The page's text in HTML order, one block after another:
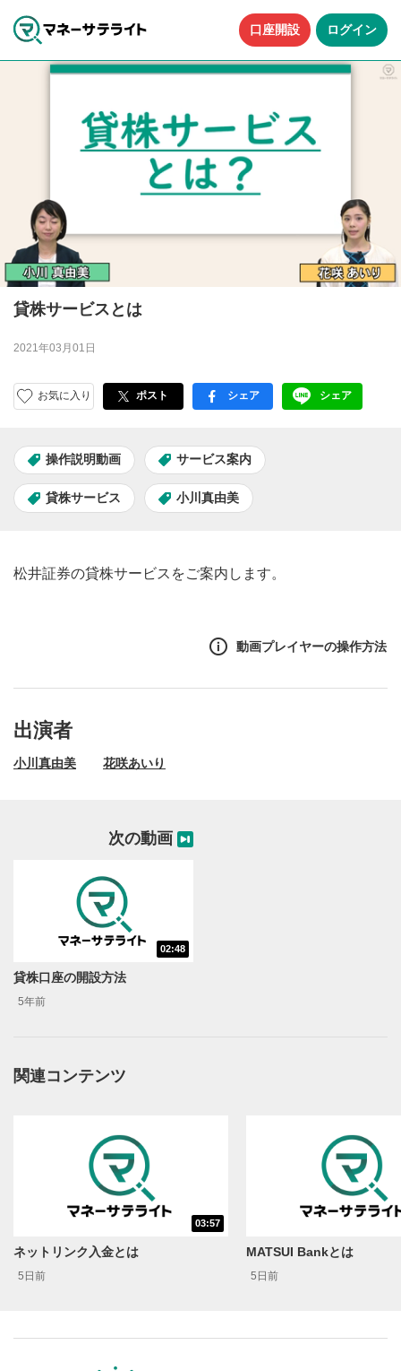
口座開設 ログイン
貸株サービスとは
2021年03月01日
お気に入り ポスト facebook
シェア LINE
シェア
操作説明動画 サービス案内
貸株サービス 小川真由美
松井証券の貸株サービスをご案内します。
動画プレイヤーの操作方法
動画再生エリアにマウスを乗せると表示されます。
動画を再生または一時停止します。
10秒戻し/10秒送り
10秒、動画を巻き戻し/早送りします。
再生位置を示しています。再生したい位置をクリック
するとその位置から動画が再生されます。
音量調整
出演者
小川真由美 花咲あいり
次の動画
02:48
貸株口座の開設方法
5年前
関連コンテンツ
03:57
ネットリンク入金とは
5日前
MATSUI Bankとは
5日前